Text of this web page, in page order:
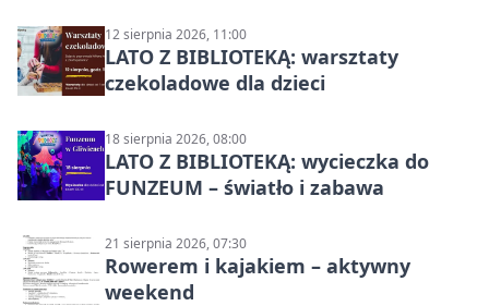
12 sierpnia 2026, 11:00
LATO Z BIBLIOTEKĄ: warsztaty
czekoladowe dla dzieci
18 sierpnia 2026, 08:00
LATO Z BIBLIOTEKĄ: wycieczka do
FUNZEUM – światło i zabawa
21 sierpnia 2026, 07:30
Rowerem i kajakiem – aktywny
weekend